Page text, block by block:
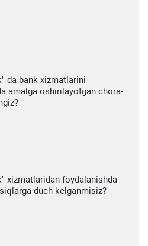
da bank xizmatlarini
amalga oshirilayotgan chora-
xizmatlaridan foydalanishda
duch kelganmisiz?